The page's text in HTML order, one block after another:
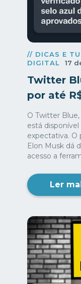
// DICAS E
DIGITAL
17
Twitter
por até
O Twitter
está
expectativa. O
Elon Musk dá
acesso a
Ler